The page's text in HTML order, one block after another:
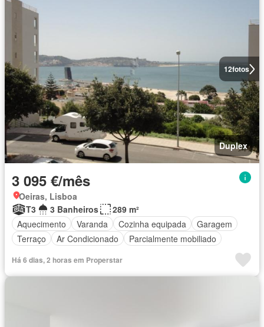
12fotos
Duplex
3 095 €/mês
Oeiras, Lisboa
T3
3 Banheiros
289 m²
Aquecimento
Varanda Cozinha equipada
Garagem
Terraço
Ar Condicionado Parcialmente mobiliado
Há 6 dias, 2 horas em Properstar